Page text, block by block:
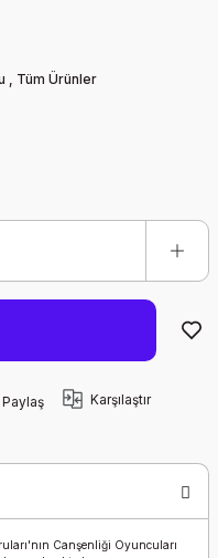
, Tüm Ürünler
Paylaş Karşılaştır
Canşenliği Oyuncuları